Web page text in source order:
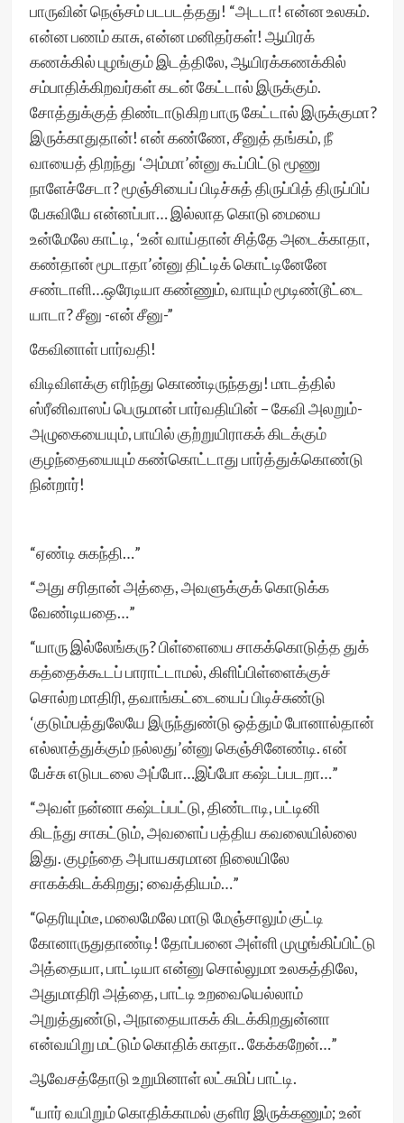
பாருவின் நெஞ்சம் படபடத்தது! “அடடா! என்ன உலகம்.
என்ன பணம் காசு, என்ன மனிதர்கள்! ஆயிரக்
கணக்கில் புழங்கும் இடத்திலே, ஆயிரக்கணக்கில்
சம்பாதிக்கிறவர்கள் கடன் கேட்டால் இருக்கும்.
சோத்துக்குத் திண்டாடுகிற பாரு கேட்டால் இருக்குமா?
இருக்காதுதான்! என் கண்ணே, சீனுத் தங்கம், நீ
வாயைத் திறந்து ‘அம்மா’ன்னு கூப்பிட்டு மூணு
நாளேச்சேடா? மூஞ்சியைப் பிடிச்சுத் திருப்பித் திருப்பிப்
பேசுவியே என்னப்பா… இல்லாத கொடு மையை
உன்மேலே காட்டி, ‘உன் வாய்தான் சித்தே அடைக்காதா,
கண்தான் மூடாதா’ன்னு திட்டிக் கொட்டினேனே
சண்டாளி…ஒரேடியா கண்ணும், வாயும் மூடிண்டூட்டை
யாடா? சீனு -என் சீனு-”
கேவினாள் பார்வதி!
விடிவிளக்கு எரிந்து கொண்டிருந்தது! மாடத்தில்
ஸ்ரீனிவாஸப் பெருமான் பார்வதியின் – கேவி அலறும்-
அழுகையையும், பாயில் குற்றுயிராகக் கிடக்கும்
குழந்தையையும் கண்கொட்டாது பார்த்துக்கொண்டு
நின்றார்!
“ஏண்டி சுகந்தி…”
“அது சரிதான் அத்தை, அவளுக்குக் கொடுக்க
வேண்டியதை…”
“யாரு இல்லேங்கரு? பிள்ளையை சாகக்கொடுத்த துக்
கத்தைக்கூடப் பாராட்டாமல், கிளிப்பிள்ளைக்குச்
சொல்ற மாதிரி, தவாங்கட்டையைப் பிடிச்சுண்டு
‘குடும்பத்துலேயே இருந்துண்டு ஒத்தும் போனால்தான்
எல்லாத்துக்கும் நல்லது’ன்னு கெஞ்சினேண்டி. என்
பேச்சு எடுபடலை அப்போ…இப்போ கஷ்டப்படறா…”
“அவள் நன்னா கஷ்டப்பட்டு, திண்டாடி, பட்டினி
கிடந்து சாகட்டும், அவளைப் பத்திய கவலையில்லை
இது. குழந்தை அபாயகரமான நிலையிலே
சாகக்கிடக்கிறது; வைத்தியம்…”
“தெரியும்டீ, மலைமேலே மாடு மேஞ்சாலும் குட்டி
கோனாருதுதாண்டி! தோப்பனை அள்ளி முழுங்கிப்பிட்டு
அத்தையா, பாட்டியா என்னு சொல்லுமா உலகத்திலே,
அதுமாதிரி அத்தை, பாட்டி உறவையெல்லாம்
அறுத்துண்டு, அநாதையாகக் கிடக்கிறதுன்னா
என்வயிறு மட்டும் கொதிக் காதா.. கேக்கறேன்…”
ஆவேசத்தோடு உறுமினாள் லட்சுமிப் பாட்டி.
“யார் வயிறும் கொதிக்காமல் குளிர இருக்கணும்; உன்